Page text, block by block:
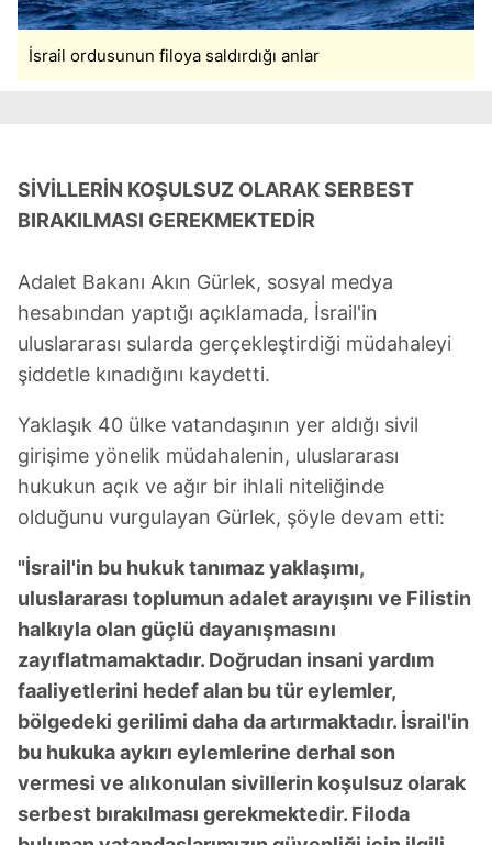
İsrail ordusunun filoya saldırdığı anlar
SİVİLLERİN KOŞULSUZ OLARAK SERBEST
BIRAKILMASI GEREKMEKTEDİR
Adalet Bakanı Akın Gürlek, sosyal medya
hesabından yaptığı açıklamada, İsrail'in
uluslararası sularda gerçekleştirdiği müdahaleyi
şiddetle kınadığını kaydetti.
Yaklaşık 40 ülke vatandaşının yer aldığı sivil
girişime yönelik müdahalenin, uluslararası
hukukun açık ve ağır bir ihlali niteliğinde
olduğunu vurgulayan Gürlek, şöyle devam etti:
"İsrail'in bu hukuk tanımaz yaklaşımı,
uluslararası toplumun adalet arayışını ve Filistin
halkıyla olan güçlü dayanışmasını
zayıflatmamaktadır. Doğrudan insani yardım
faaliyetlerini hedef alan bu tür eylemler,
bölgedeki gerilimi daha da artırmaktadır. İsrail'in
bu hukuka aykırı eylemlerine derhal son
vermesi ve alıkonulan sivillerin koşulsuz olarak
serbest bırakılması gerekmektedir. Filoda